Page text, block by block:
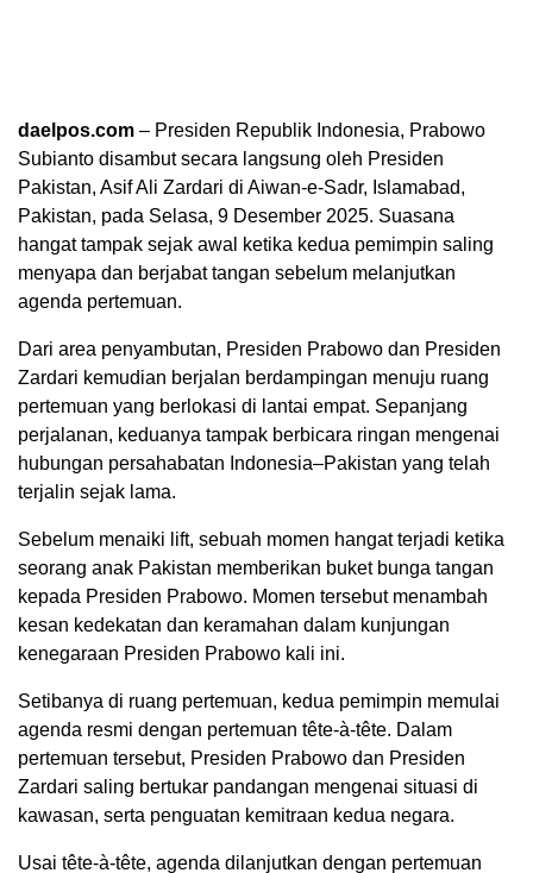
daelpos.com – Presiden Republik Indonesia, Prabowo
Subianto disambut secara langsung oleh Presiden
Pakistan, Asif Ali Zardari di Aiwan-e-Sadr, Islamabad,
Pakistan, pada Selasa, 9 Desember 2025. Suasana
hangat tampak sejak awal ketika kedua pemimpin saling
menyapa dan berjabat tangan sebelum melanjutkan
agenda pertemuan.
Dari area penyambutan, Presiden Prabowo dan Presiden
Zardari kemudian berjalan berdampingan menuju ruang
pertemuan yang berlokasi di lantai empat. Sepanjang
perjalanan, keduanya tampak berbicara ringan mengenai
hubungan persahabatan Indonesia–Pakistan yang telah
terjalin sejak lama.
Sebelum menaiki lift, sebuah momen hangat terjadi ketika
seorang anak Pakistan memberikan buket bunga tangan
kepada Presiden Prabowo. Momen tersebut menambah
kesan kedekatan dan keramahan dalam kunjungan
kenegaraan Presiden Prabowo kali ini.
Setibanya di ruang pertemuan, kedua pemimpin memulai
agenda resmi dengan pertemuan tête-à-tête. Dalam
pertemuan tersebut, Presiden Prabowo dan Presiden
Zardari saling bertukar pandangan mengenai situasi di
kawasan, serta penguatan kemitraan kedua negara.
Usai tête-à-tête, agenda dilanjutkan dengan pertemuan